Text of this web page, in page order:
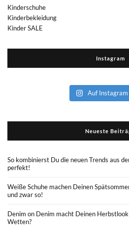
Kinderschuhe
Kinderbekleidung
Kinder SALE
Instagram
Auf
Neueste
So kombinierst Du die neuen Trends aus
perfekt!
Weiße Schuhe machen Deinen
und zwar so!
Denim on Denim macht Deinen
Wetten?